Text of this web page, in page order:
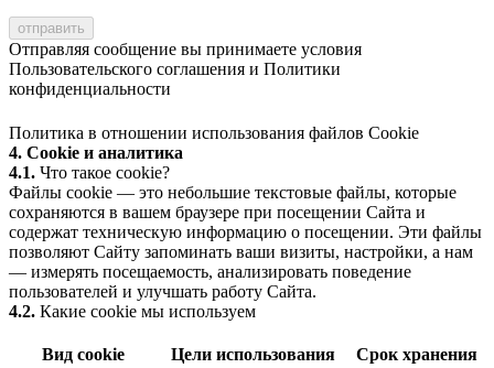
Отправляя сообщение вы принимаете условия
Пользовательского соглашения и Политики
конфиденциальности
Политика в отношении использования файлов Cookie
4. Cookie и аналитика
4.1. Что такое cookie?
Файлы cookie — это небольшие текстовые файлы, которые
сохраняются в вашем браузере при посещении Сайта и
содержат техническую информацию о посещении. Эти файлы
позволяют Сайту запоминать ваши визиты, настройки, а нам
— измерять посещаемость, анализировать поведение
пользователей и улучшать работу Сайта.
4.2. Какие cookie мы используем
Вид cookie Цели использования Срок хранения